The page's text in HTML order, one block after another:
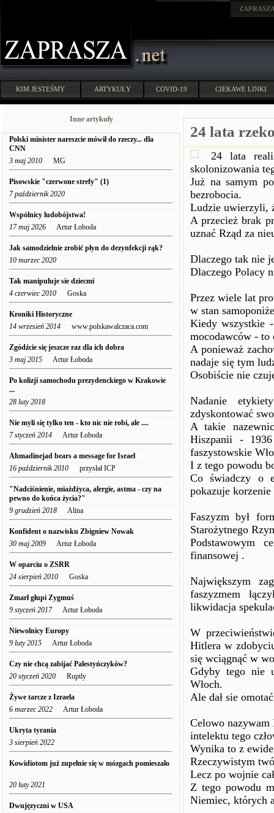
KIM JESTEŚMY ARTYKUŁY COVID-19 CIEKAWE LINKI
Inne artykuły
Polski minister nareszcie mówił do rzeczy... dla
CNN
3 maj 2010 MG
Pisowskie "czerwone strefy" (1)
7 październik 2020
Wspólnicy ludobójstwa!
17 maj 2026 Artur Łoboda
Jak samodzielnie zrobić płyn do dezynfekcji rąk?
10 marzec 2020
Tak manipuluje sie dziecmi
4 czerwiec 2010 Goska
Kroniki Historyczne
14 wrzesień 2014 www.polskawalczaca.com
Zgódźcie się jeszcze raz dla ich dobra
3 maj 2015 Artur Łoboda
Po kolizji samochodu prezydenckiego w Krakowie
...
28 luty 2018
Nie myli się tylko ten - kto nic nie robi, ale ....
7 styczeń 2014 Artur Łoboda
Ahmadinejad bears a message for Israel
16 październik 2010 przysłał ICP
"Nadciśnienie, miażdżyca, alergie, astma - czy na
pewno do końca życia?"
9 grudzień 2018 Alina
Konfident o nazwisku Zbigniew Nowak
30 maj 2009 Artur Łoboda
W oparciu o ZSRR
24 sierpień 2010 Goska
Zmarł głupi Zygmuś
9 styczeń 2017Artur Łoboda
Niewolnicy Europy
9 luty 2015 Artur Łoboda
Czy nie chcą zabijać Palestyńczyków?
20 styczeń 2020 Ruptly
Żywe tarcze z Izraela
6 marzec 2022 Artur Łoboda
Ukryta tyrania
3 sierpień 2022
Kowidiotom już zupełnie się w mózgach pomieszało
20 luty 2021
Dwujęzyczni w USA
24 lata
24 lata
skolonizowania
Już na samym
bezrobocia.
Ludzie uwierzyli,
A przecież brak
uznać Rząd za
Dlaczego tak nie
Dlaczego Polacy
Przez wiele lat
w stan
Kiedy wszystkie
mocodawców -
A ponieważ
nadaje się tym
Osobiście nie
Nadanie
zdyskontować
A takie
Hiszpanii - 1936
faszystowskie
I z tego powodu
Co świadczy o
pokazuje
Faszyzm był
Starożytnego
Podstawowym
finansowej .
Największym
faszyzmem
likwidacja
W
Hitlera w
się wciągnąć w
Gdyby tego nie
Włoch.
Ale dał sie
Celowo nazywam
intelektu tego
Wynika to z
Rzeczywistym
Lecz po wojnie
Z tego powodu
Niemiec, których